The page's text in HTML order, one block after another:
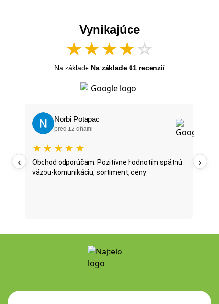
Vynikajúce
★★★★☆
Na základe Na základe 61 recenzií
Norbi Potapac
pred 12 dňami
★ ★ ★ ★ ★
Obchod odporúčam. Pozitívne hodnotím spätnú
väzbu-komunikáciu, sortiment, ceny
‹ ›